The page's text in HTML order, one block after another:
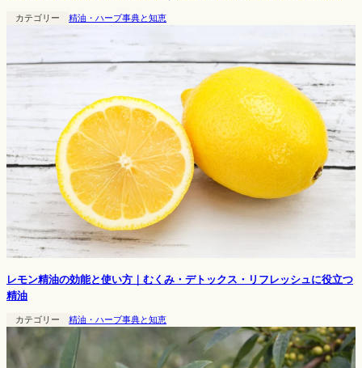
カテゴリー 精油・ハーブ事典と知恵
レモン精油の効能と使い方｜むくみ・デトックス・リフレッシュに役立つ
精油
カテゴリー 精油・ハーブ事典と知恵